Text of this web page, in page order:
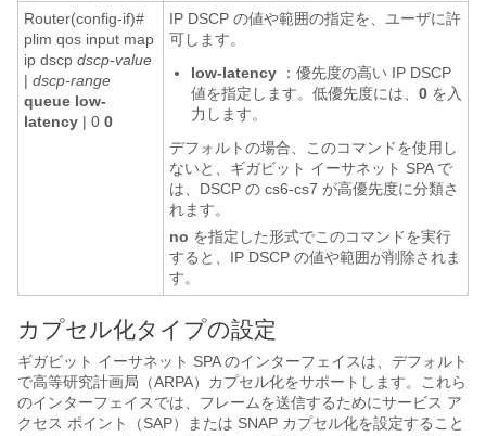
Router(config-if)#
plim qos input map
ip dscp dscp-value
| dscp-range
queue low-
latency | 0 0
IP DSCP の値や範囲の指定を、ユーザに許
可します。
low-latency
：優先度の高い IP DSCP
値を指定します。低優先度には、 0 を入
力します。
デフォルトの場合、このコマンドを使用し
ないと、ギガビット イーサネット SPA で
は、DSCP の cs6-cs7 が高優先度に分類さ
れます。
no を指定した形式でこのコマンドを実行
すると、IP DSCP の値や範囲が削除されま
す。
カプセル化タイプの設定
ギガビット イーサネット SPA のインターフェイスは、デフォルト
で高等研究計画局（ARPA）カプセル化をサポートします。これら
のインターフェイスでは、フレームを送信するためにサービス ア
クセス ポイント（SAP）または SNAP カプセル化を設定すること